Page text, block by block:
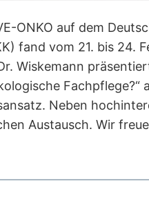
ONKO auf dem
fand vom 21. bis 24.
Wiskemann
Neben
Austausch. Wir